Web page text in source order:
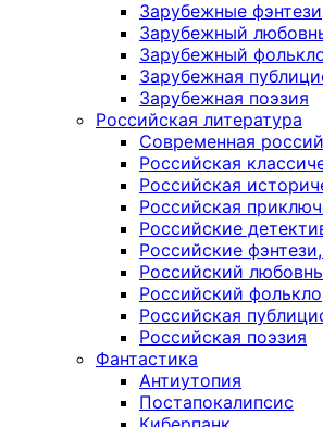
Зарубежные
Зарубежный
Зарубежный
Зарубежная
Зарубежная поэзия
Российская литература
Современная
Российская
Российская
Российская
Российские
Российские
Российский
Российский
Российская
Российская поэзия
Фантастика
Антиутопия
Постапокалипсис